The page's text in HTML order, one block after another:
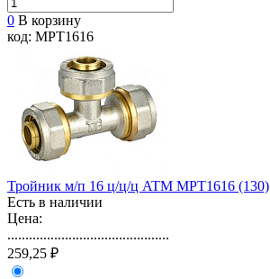
0 В корзину
код: MPT1616
Тройник м/п 16 ц/ц/ц ATM MPT1616 (130)
Есть в наличии
Цена:
.............................................
259,25 ₽